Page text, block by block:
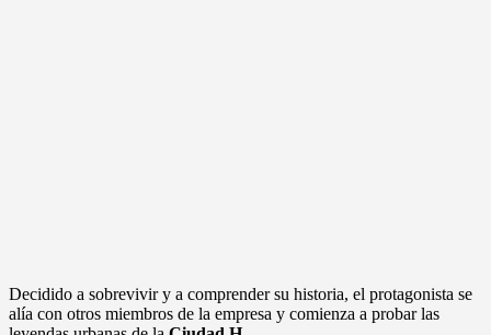
Decidido a sobrevivir y a comprender su historia, el protagonista se
alía con otros miembros de la empresa y comienza a probar las